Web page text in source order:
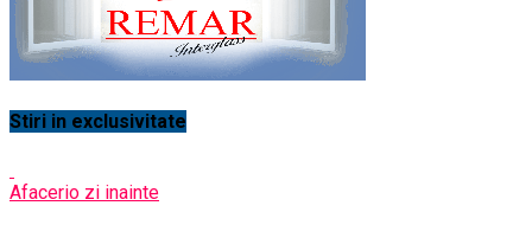
Stiri in exclusivitate
Afacerio zi inainte